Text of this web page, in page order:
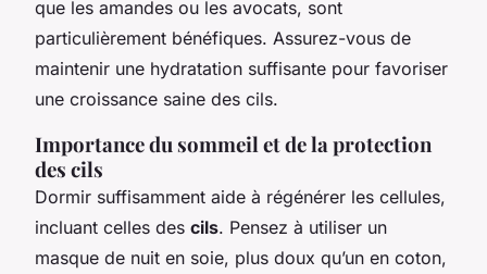
que les amandes ou les avocats, sont
particulièrement bénéfiques. Assurez-vous de
maintenir une hydratation suffisante pour favoriser
une croissance saine des cils.
Importance du sommeil et de la protection
des cils
Dormir suffisamment aide à régénérer les cellules,
incluant celles des cils. Pensez à utiliser un
masque de nuit en soie, plus doux qu’un en coton,